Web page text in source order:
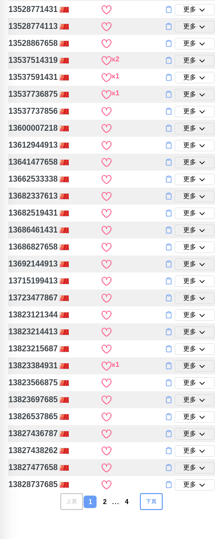
13528771431 更多
13528774113 更多
13528867658 更多
13537514319 x2 更多
13537591431 x1 更多
13537736875 x1 更多
13537737856 更多
13600007218 更多
13612944913 更多
13641477658 更多
13662533338 更多
13682337613 更多
13682519431 更多
13686461431 更多
13686827658 更多
13692144913 更多
13715199413 更多
13723477867 更多
13823121344 更多
13823214413 更多
13823215687 更多
13823384931 x1 更多
13823566875 更多
13823697685 更多
13826537865 更多
13827436787 更多
13827438262 更多
13827477658 更多
13828737685 更多
上頁 1 2 … 4 下頁